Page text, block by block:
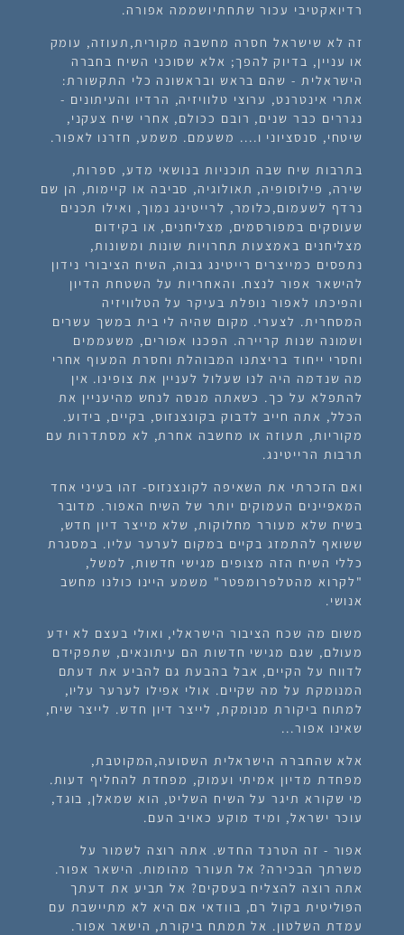
רדיואקטיבי עכור שתחתיושממה אפורה.
זה לא שישראל חסרה מחשבה מקורית,תעוזה, עומק
או עניין, בדיוק להפך; אלא שסוכני השיח בחברה
הישראלית - שהם בראש ובראשונה כלי התקשורת:
אתרי אינטרנט, ערוצי טלוויזיה, הרדיו והעיתונים -
נגררים כבר שנים, רובם ככולם, אחרי שיח צעקני,
שיטחי, סנסציוני ו.... משעמם. משמע, חזרנו לאפור.
בתרבות שיח שבה תוכניות בנושאי מדע, ספרות,
שירה, פילוסופיה, תאולוגיה, סביבה או קיימות, הן שם
נרדף לשעמום,כלומר, לרייטינג נמוך, ואילו תכנים
שעוסקים במפורסמים, מצליחנים, או בקידום
מצליחנים באמצעות תחרויות שונות ומשונות,
נתפסים כמייצרים רייטינג גבוה, השיח הציבורי נידון
להישאר אפור לנצח. והאחריות על השטחת הדיון
והפיכתו לאפור נופלת בעיקר על הטלוויזיה
המסחרית. לצערי. מקום שהיה לי בית במשך עשרים
ושמונה שנות קריירה. הפכנו אפורים, משעממים
וחסרי ייחוד בריצתנו המבוהלת וחסרת המעוף אחרי
מה שנדמה היה לנו שעלול לעניין את צופינו. אין
להתפלא על כך. כשאתה מנסה לנחש מהיעניין את
הכלל, אתה חייב לדבוק בקונצנזוס, בקיים, בידוע.
מקוריות, תעוזה או מחשבה אחרת, לא מסתדרות עם
תרבות הרייטינג.
ואם הזכרתי את השאיפה לקונצנזוס- זהו בעיני אחד
המאפיינים העמוקים יותר של השיח האפור. מדובר
בשיח שלא מעורר מחלוקות, שלא מייצר דיון חדש,
ששואף להתמזג בקיים במקום לערער עליו. במסגרת
כללי השיח הזה מצופים מגישי חדשות, למשל,
"לקרוא מהטלפרומפטר" משמע היינו כולנו מחשב
אנושי.
משום מה שכח הציבור הישראלי, ואולי בעצם לא ידע
מעולם, שגם מגישי חדשות הם עיתונאים, שתפקידם
לדווח על הקיים, אבל בהבעת גם להביע את דעתם
המנומקת על מה שקיים. אולי אפילו לערער עליו,
למתוח ביקורת מנומקת, לייצר דיון חדש. לייצר שיח,
שאינו אפור...
אלא שהחברה הישראלית השסועה,המקוטבת,
מפחדת מדיון אמיתי ועמוק, מפחדת להחליף דעות.
מי שקורא תיגר על השיח השליט, הוא שמאלן, בוגד,
עוכר ישראל, ומיד מוקע כאויב העם.
אפור - זה הטרנד החדש. אתה רוצה לשמור על
משרתך הבכירה? אל תעורר מהומות. הישאר אפור.
אתה רוצה להצליח בעסקים? אל תביע את דעתך
הפוליטית בקול רם, בוודאי אם היא לא מתיישבת עם
עמדת השלטון. אל תמתח ביקורת, הישאר אפור.